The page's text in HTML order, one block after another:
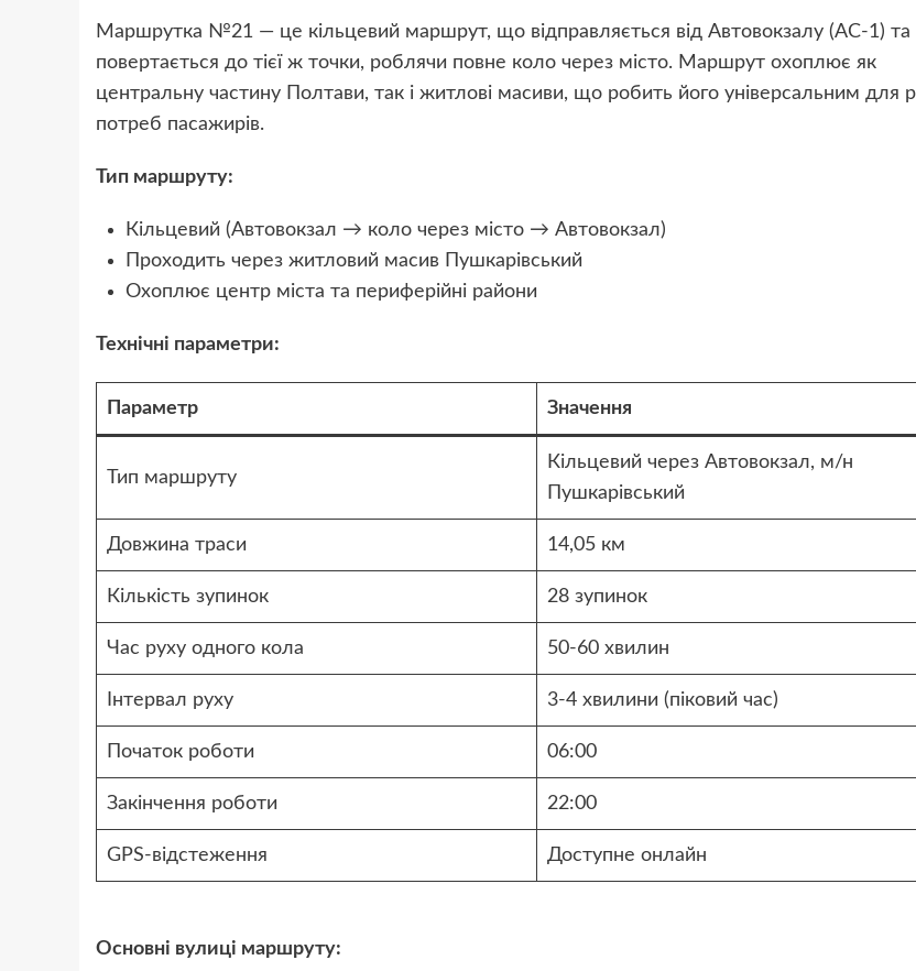
Маршрутка №21 — це кільцевий маршрут, що відправляється від Автовокзалу (АС-1) та
повертається до тієї ж точки, роблячи повне коло через місто. Маршрут охоплює як
центральну частину Полтави, так і житлові масиви, що робить його універсальним для
потреб пасажирів.
Тип маршруту:
Кільцевий (Автовокзал → коло через місто → Автовокзал)
Проходить через житловий масив Пушкарівський
Охоплює центр міста та периферійні райони
Технічні параметри:
Параметр Значення
Тип маршруту
Кільцевий через Автовокзал, м/н
Пушкарівський
Довжина траси 14,05 км
Кількість зупинок 28 зупинок
Час руху одного кола 50-60 хвилин
Інтервал руху 3-4 хвилини (піковий час)
Початок роботи 06:00
Закінчення роботи 22:00
GPS-відстеження Доступне онлайн
Основні вулиці маршруту: